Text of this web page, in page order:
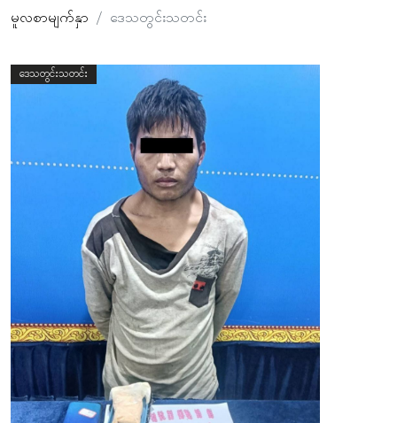
မူလစာမျက်နှာ
ဒေသတွင်းသတင်း
ဒေသတွင်းသတင်း